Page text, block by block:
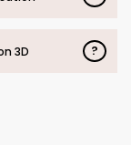
3D ?